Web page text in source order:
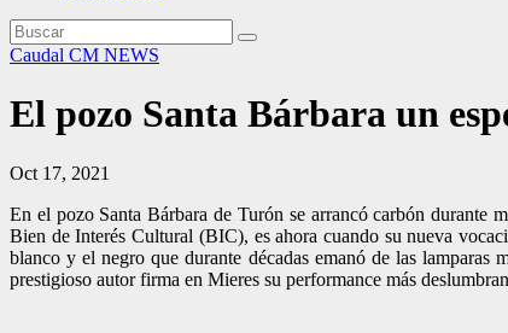
Caudal CM NEWS
El pozo Santa Bárbara un
Oct 17, 2021
En el pozo Santa Bárbara de Turón se arrancó carbón durante
Bien de Interés Cultural (BIC), es ahora cuando su nueva
blanco y el negro que durante décadas emanó de las
prestigioso autor firma en Mieres su performance más